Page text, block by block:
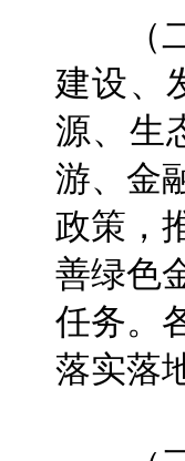
（二
建设、
源、生
游、金
政策，
善绿色
任务。
落实落